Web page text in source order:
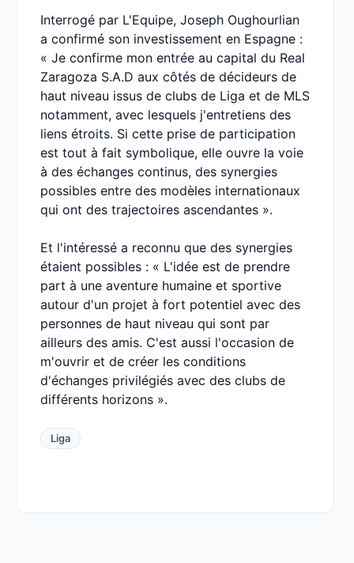
Interrogé par L'Equipe, Joseph Oughourlian
a confirmé son investissement en Espagne :
« Je confirme mon entrée au capital du Real
Zaragoza S.A.D aux côtés de décideurs de
haut niveau issus de clubs de Liga et de MLS
notamment, avec lesquels j'entretiens des
liens étroits. Si cette prise de participation
est tout à fait symbolique, elle ouvre la voie
à des échanges continus, des synergies
possibles entre des modèles internationaux
qui ont des trajectoires ascendantes ».
Et l'intéressé a reconnu que des synergies
étaient possibles : « L'idée est de prendre
part à une aventure humaine et sportive
autour d'un projet à fort potentiel avec des
personnes de haut niveau qui sont par
ailleurs des amis. C'est aussi l'occasion de
m'ouvrir et de créer les conditions
d'échanges privilégiés avec des clubs de
différents horizons ».
Liga